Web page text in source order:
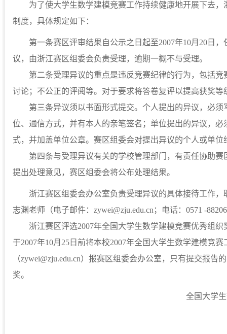
为了使大学生数学建模竞赛工作持续健康地开展下去，
制度，具体规定如下：
第一条赛区评审结果自公示之日起至2007年10月20日，
议，由浙江赛区组委会负责受理，逾期一概不与受理。
第二条受理异议的重点是违反竞赛纪律的行为，包括竞
讨论；不公正的评阅等。对于要求将答卷复评以提高获奖
第三条异议须以书面形式提交。个人提出的异议，必须
位、通信方式，并有本人的亲笔签名；单位提出的异议，
式，并加盖单位公章。赛区组委会对提出异议的个人或单位
第四条与受理异议有关的学校管理部门，有责任协助赛
提出处理意见，赛区组委会将公布处理结果。
浙江赛区组委会办公室负责受理异议的具体接待工作，
志渊老师（电子邮件：zywei@zju.edu.cn；电话：0571 -
浙江赛区评选2007年全国大学生数学建模竞赛优秀组织
于2007年10月25日前将本校2007年全国大学生数学建模竞
（zywei@zju.edu.cn）报赛区组委会办公室，只有提交报告
奖。
全国大学